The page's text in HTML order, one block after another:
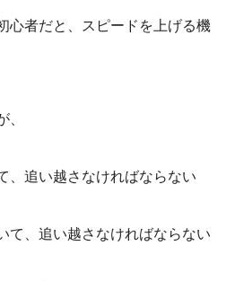
心者だと、スピードを上げる機
、追い越さなければならない
て、追い越さなければならない